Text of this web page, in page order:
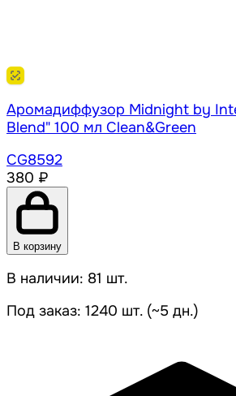
Аромадиффузор Midnight by
Blend" 100 мл Clean&Green
CG8592
380 ₽
В корзину
В наличии: 81 шт.
Под заказ: 1240 шт. (~5 дн.)